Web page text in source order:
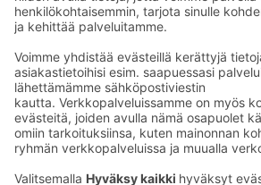
Kaup­pa­kes­kus
Ma-pe
9–20
La
9–19
Su
11–18